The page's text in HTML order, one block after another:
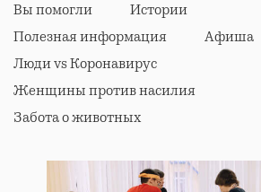
Вы помогли
Истории
Полезная информация
Афиша
Люди vs Коронавирус
Женщины против насилия
Забота о животных